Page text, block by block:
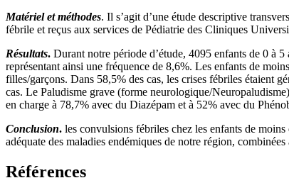
Matériel et méthodes. Il s’agit d’une étude descriptive
fébrile et reçus aux services de Pédiatrie des Cliniques
Résultats. Durant notre période d’étude, 4095 enfants de 0 à
représentant ainsi une fréquence de 8,6%. Les enfants de
filles/garçons. Dans 58,5% des cas, les crises fébriles étaient
cas. Le Paludisme grave (forme neurologique/
en charge à 78,7% avec du Diazépam et à 52% avec du
Conclusion. les convulsions fébriles chez les enfants de
adéquate des maladies endémiques de notre région,
Références